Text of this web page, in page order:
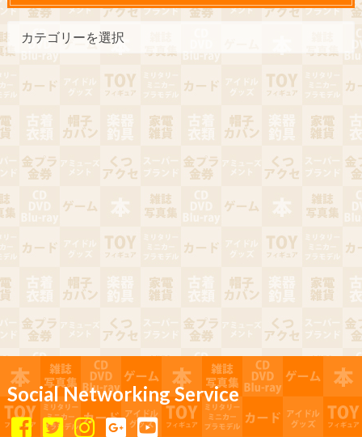
Social Networking Service